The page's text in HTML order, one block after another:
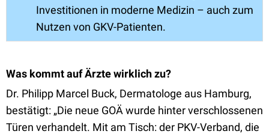
Investitionen in moderne Medizin – auch zum
Nutzen von GKV-Patienten.
Was kommt auf Ärzte wirklich zu?
Dr. Philipp Marcel Buck, Dermatologe aus Hamburg,
bestätigt: „Die neue GOÄ wurde hinter verschlossenen
Türen verhandelt. Mit am Tisch: der PKV-Verband, die